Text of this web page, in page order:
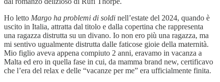
Ho letto Margo ha problemi di soldi nell’estate del 2024, quando è
uscito in Italia, attratta dal titolo e dalla copertina che rappresenta
una ragazza distrutta su un divano. Io non ero più una ragazza, ma
mi sentivo ugualmente distrutta dalle faticose gioie della maternità.
Mio figlio aveva appena compiuto 2 anni, eravamo in vacanza a
Malta ed ero in quella fase in cui, da mamma brand new, certificavo
che l’era del relax e delle “vacanze per me” era ufficialmente finita.